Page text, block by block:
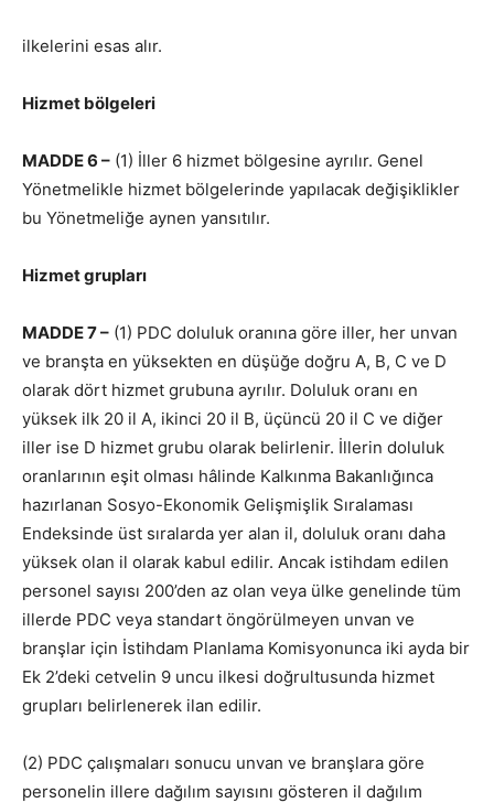
ilkelerini esas alır.
Hizmet bölgeleri
MADDE 6 – (1) İller 6 hizmet bölgesine ayrılır. Genel
Yönetmelikle hizmet bölgelerinde yapılacak değişiklikler
bu Yönetmeliğe aynen yansıtılır.
Hizmet grupları
MADDE 7 – (1) PDC doluluk oranına göre iller, her unvan
ve branşta en yüksekten en düşüğe doğru A, B, C ve D
olarak dört hizmet grubuna ayrılır. Doluluk oranı en
yüksek ilk 20 il A, ikinci 20 il B, üçüncü 20 il C ve diğer
iller ise D hizmet grubu olarak belirlenir. İllerin doluluk
oranlarının eşit olması hâlinde Kalkınma Bakanlığınca
hazırlanan Sosyo-Ekonomik Gelişmişlik Sıralaması
Endeksinde üst sıralarda yer alan il, doluluk oranı daha
yüksek olan il olarak kabul edilir. Ancak istihdam edilen
personel sayısı 200’den az olan veya ülke genelinde tüm
illerde PDC veya standart öngörülmeyen unvan ve
branşlar için İstihdam Planlama Komisyonunca iki ayda bir
Ek 2’deki cetvelin 9 uncu ilkesi doğrultusunda hizmet
grupları belirlenerek ilan edilir.
(2) PDC çalışmaları sonucu unvan ve branşlara göre
personelin illere dağılım sayısını gösteren il dağılım